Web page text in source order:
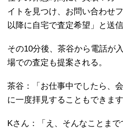
イトを見つけ、お問い合わせ
以降に自宅で査定希望」と送信
その10分後、茶谷から電話が
場での査定も提案される。
茶谷：「お仕事中でしたら、
に一度拝見することもできます
Kさん：「え、そんなことまで